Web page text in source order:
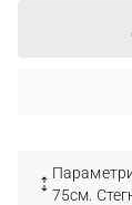
75см.